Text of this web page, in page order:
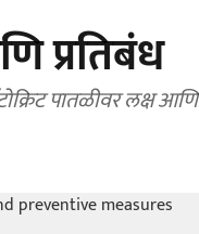
प्रतिबंध
पातळीवर लक्ष आणि